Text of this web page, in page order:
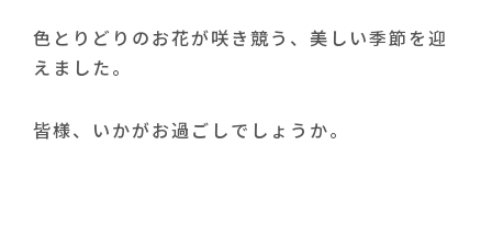
色とりどりのお花が咲き競う、美しい季節を迎
えました。
皆様、いかがお過ごしでしょうか。